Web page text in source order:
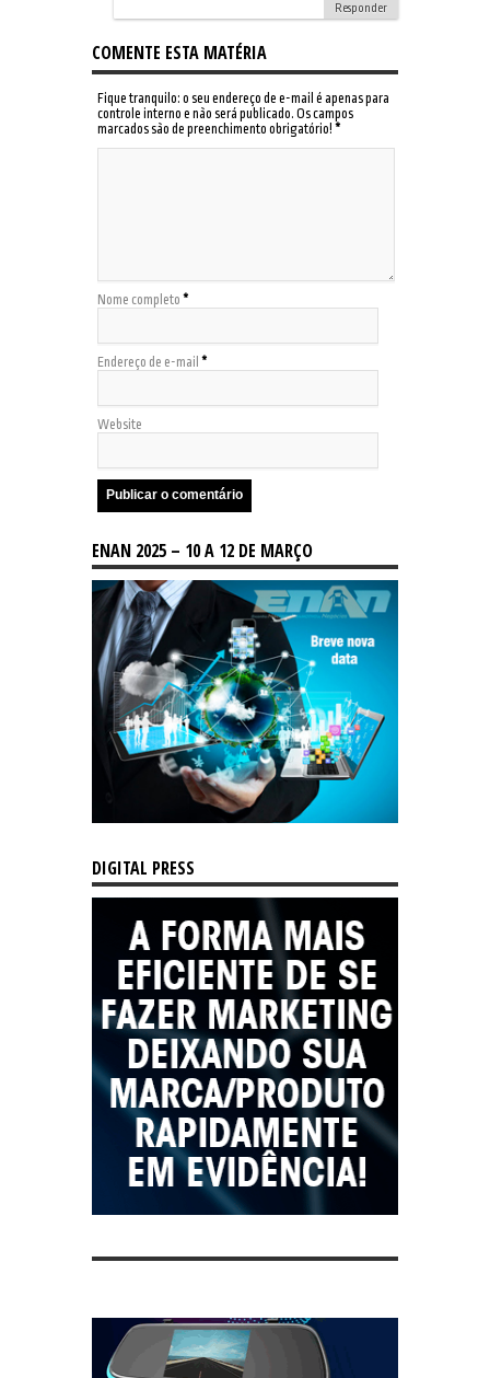
Responder
COMENTE ESTA MATÉRIA
Fique tranquilo: o seu endereço de e-mail é apenas para
controle interno e não será publicado. Os campos
marcados são de preenchimento obrigatório! *
Nome completo *
Endereço de e-mail *
Website
ENAN 2025 – 10 A 12 DE MARÇO
DIGITAL PRESS